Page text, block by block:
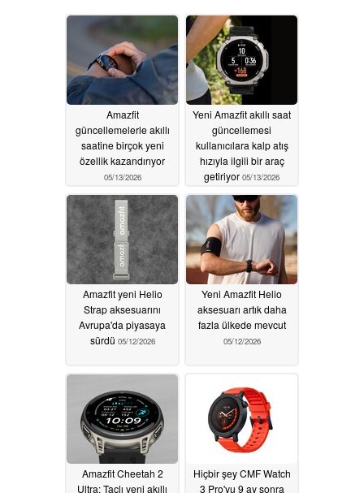
Amazfit
güncellemelerle akıllı
saatine birçok yeni
özellik kazandırıyor
05/13/2026
Yeni Amazfit akıllı saat
güncellemesi
kullanıcılara kalp atış
hızıyla ilgili bir araç
getiriyor 05/13/2026
Amazfit yeni Helio
Strap aksesuarını
Avrupa'da piyasaya
sürdü 05/12/2026
Yeni Amazfit Helio
aksesuarı artık daha
fazla ülkede mevcut
05/12/2026
Amazfit Cheetah 2
Ultra: Taçlı yeni akıllı
Hiçbir şey CMF Watch
3 Pro'yu 9 ay sonra